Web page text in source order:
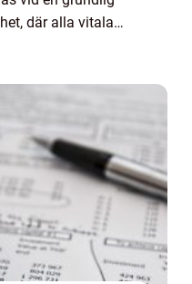
där alla vitala